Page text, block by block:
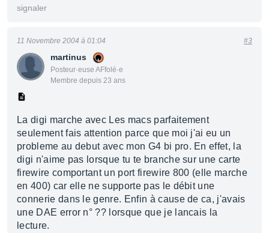
signaler
martinus
Posteur·euse AFfolé·e
Membre depuis 23 ans
11 Novembre 2004 à 01:04 #3
La digi marche avec Les macs parfaitement
seulement fais attention parce que moi j'ai eu un
probleme au debut avec mon G4 bi pro. En effet, la
digi n'aime pas lorsque tu te branche sur une carte
firewire comportant un port firewire 800 (elle marche
en 400) car elle ne supporte pas le débit une
connerie dans le genre. Enfin à cause de ca, j'avais
une DAE error n° ?? lorsque que je lancais la
lecture.